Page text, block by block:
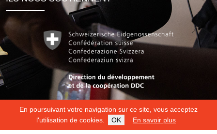
En poursuivant votre navigation sur ce site, vous acceptez
l'utilisation de cookies.
OK En savoir plus